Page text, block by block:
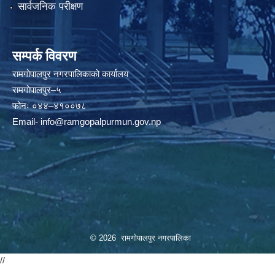
सार्वजनिक परीक्षण
सम्पर्क विवरण
रामगोपालपुर नगरपालिकाको कार्यालय
रामगोपालपुर–५
फोनः ०४४–४१००७८
Email- info@ramgopalpurmun.gov.np
© 2026 रामगोपालपुर नगरपालिका
//